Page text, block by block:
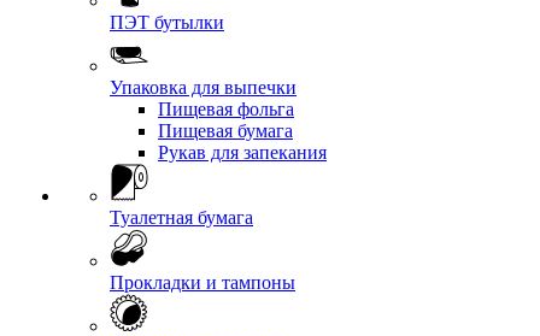
ПЭТ бутылки
Упаковка для выпечки
Пищевая фольга
Пищевая бумага
Рукав для запекания
Туалетная бумага
Прокладки и тампоны